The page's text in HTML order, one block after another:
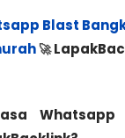
Blast
🚀
Whatsapp